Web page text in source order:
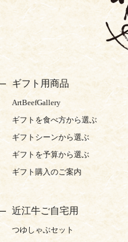
ギフト用商品
ArtBeefGallery
ギフトを食べ方から選ぶ
ギフトシーンから選ぶ
ギフトを予算から選ぶ
ギフト購入のご案内
近江牛ご自宅用
つゆしゃぶセット